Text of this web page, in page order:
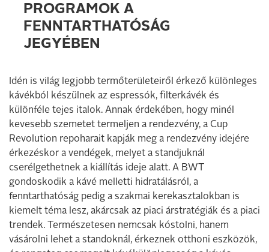
PROGRAMOK A
FENNTARTHATÓSÁG
JEGYÉBEN
Idén is világ legjobb termőterületeiről érkező különleges
kávékból készülnek az espressók, filterkávék és
különféle tejes italok. Annak érdekében, hogy minél
kevesebb szemetet termeljen a rendezvény, a Cup
Revolution repoharait kapják meg a rendezvény idejére
érkezéskor a vendégek, melyet a standjuknál
cserélgethetnek a kiállítás ideje alatt. A BWT
gondoskodik a kávé melletti hidratálásról, a
fenntarthatóság pedig a szakmai kerekasztalokban is
kiemelt téma lesz, akárcsak az piaci árstratégiák és a piaci
trendek. Természetesen nemcsak kóstolni, hanem
vásárolni lehet a standoknál, érkeznek otthoni eszközök,